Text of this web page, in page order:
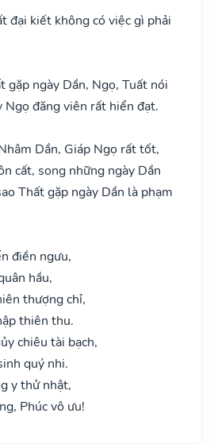
đại kiết không có việc gì phải
gặp ngày Dần, Ngọ, Tuất nói
đăng viên rất hiển đạt.
Dần, Giáp Ngọ rất tốt,
cất, song những ngày Dần
Thất gặp ngày Dần là phạm
điền ngưu,
hầu,
thượng chỉ,
thiên thu.
chiêu tài bạch,
quý nhi.
y thử nhật,
Phúc vô ưu!